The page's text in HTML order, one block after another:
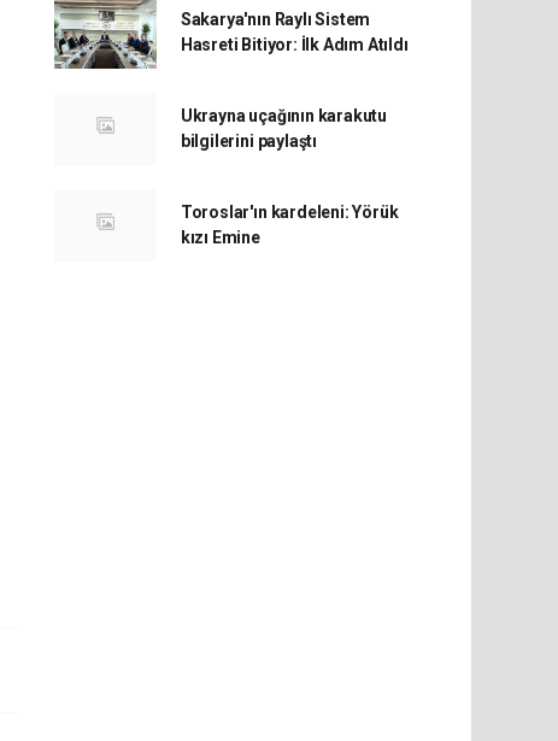
Sakarya'nın Raylı Sistem
Hasreti Bitiyor: İlk Adım Atıldı
Ukrayna uçağının karakutu
bilgilerini paylaştı
Toroslar'ın kardeleni: Yörük
kızı Emine